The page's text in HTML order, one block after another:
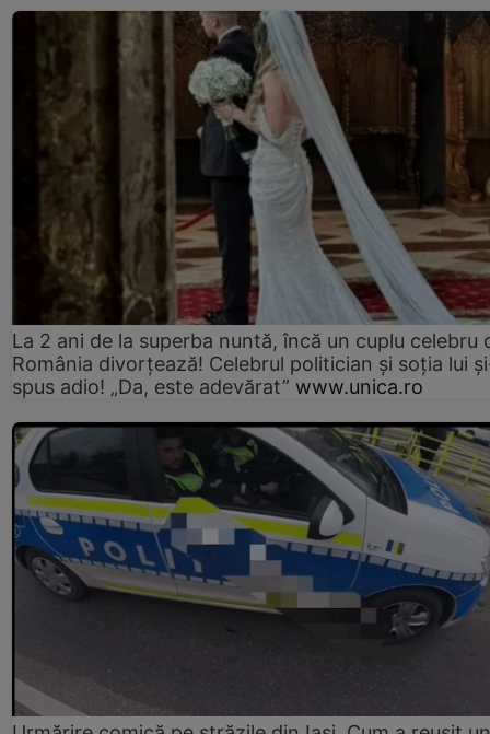
La 2 ani de la superba nuntă, încă un cuplu celebru
România divorțează! Celebrul politician și soția lui
spus adio! „Da, este adevărat” www.unica.ro